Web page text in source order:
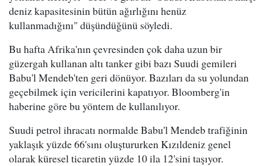
deniz kapasitesinin bütün ağırlığını henüz
kullanmadığını" düşündüğünü söyledi.
Bu hafta Afrika'nın çevresinden çok daha uzun bir
güzergah kullanan altı tanker gibi bazı Suudi gemileri
Babu'l Mendeb'ten geri dönüyor. Bazıları da su yolundan
geçebilmek için vericilerini kapatıyor. Bloomberg'in
haberine göre bu yöntem de kullanılıyor.
Suudi petrol ihracatı normalde Babu'l Mendeb trafiğinin
yaklaşık yüzde 66'sını oluştururken Kızıldeniz genel
olarak küresel ticaretin yüzde 10 ila 12'sini taşıyor.